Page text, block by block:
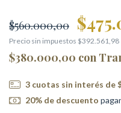
$560.000,00
Precio sin impuestos $392.561,98
$380.000,00 con
3 cuotas sin interés de
20% de descuento